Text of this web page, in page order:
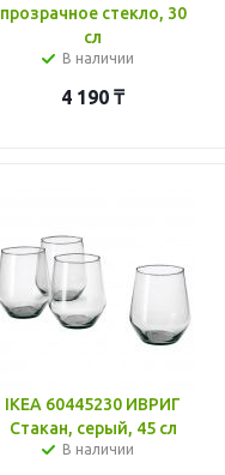
прозрачное стекло, 30
сл
В наличии
4 190 ₸
IKEA 60445230 ИВРИГ
Стакан, серый, 45 сл
В наличии